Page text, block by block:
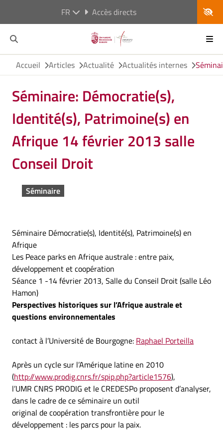
FR Accès directs
Accueil Articles Actualité Actualités internes
Séminaire: Démocratie(s),
Identité(s), Patrimoine(s) en
Afrique 14 février 2013 salle
Conseil Droit
Séminaire
Séminaire Démocratie(s), Identité(s), Patrimoine(s) en
Afrique
Les Peace parks en Afrique australe : entre paix,
développement et coopération
Séance 1 -14 février 2013, Salle du Conseil Droit (salle Léo
Hamon)
Perspectives historiques sur l’Afrique australe et
questions environnementales
contact à l’Université de Bourgogne: Raphael Porteilla
Après un cycle sur l’Amérique latine en 2010
(http://www.prodig.cnrs.fr/spip.php?article1576),
l’UMR CNRS PRODIG et le CREDESPo proposent d’analyser,
dans le cadre de ce séminaire un outil
original de coopération transfrontière pour le
développement : les parcs pour la paix.